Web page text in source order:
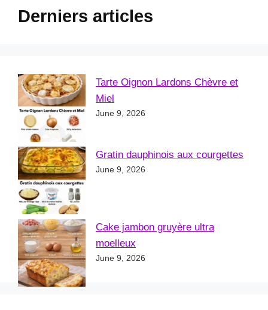
Derniers articles
Tarte Oignon Lardons Chèvre et
Miel
June 9, 2026
Gratin dauphinois aux courgettes
June 9, 2026
Cake jambon gruyère ultra
moelleux
June 9, 2026